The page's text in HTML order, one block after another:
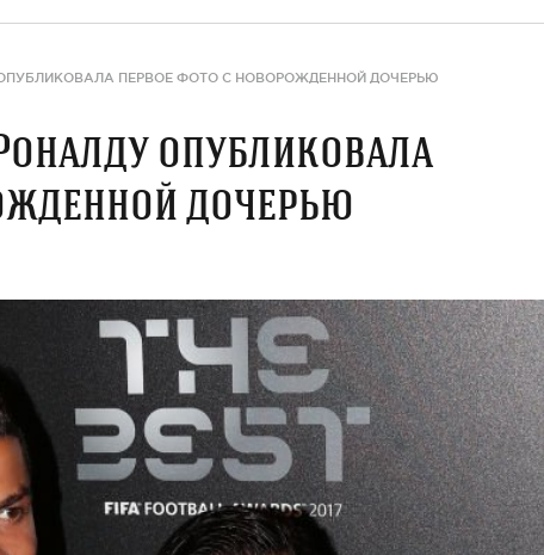
ПЕРВОЕ ФОТО С НОВОРОЖДЕННОЙ ДОЧЕРЬЮ
опубликовала
дочерью